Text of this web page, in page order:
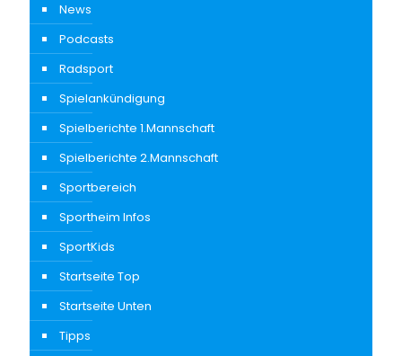
News
Podcasts
Radsport
Spielankündigung
Spielberichte 1.Mannschaft
Spielberichte 2.Mannschaft
Sportbereich
Sportheim Infos
SportKids
Startseite Top
Startseite Unten
Tipps